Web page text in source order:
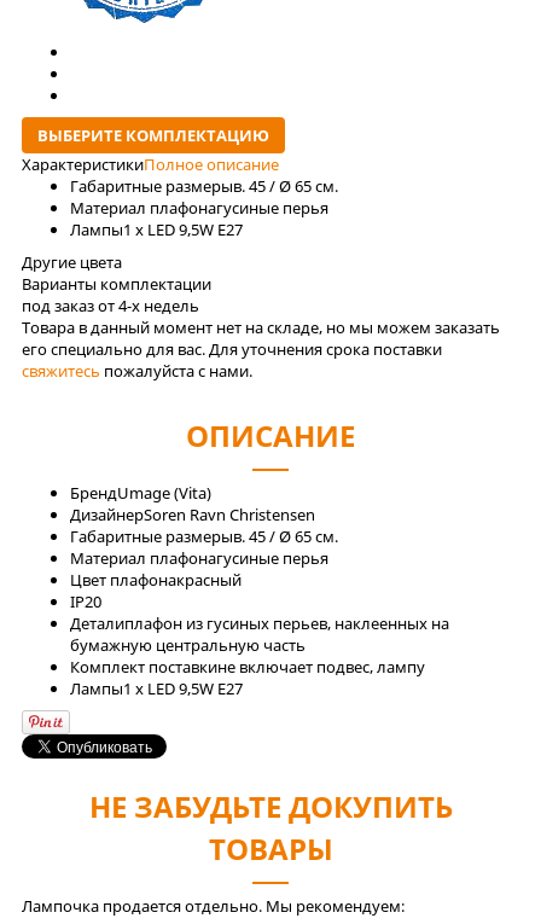
ВЫБЕРИТЕ КОМПЛЕКТАЦИЮ
ХарактеристикиПолное описание
Габаритные размерыв. 45 / Ø 65 см.
Материал плафонагусиные перья
Лaмпы1 x LED 9,5W E27
Другие цвета
Варианты комплектации
под заказ от 4-x недель
Товара в данный момент нет на складе, но мы можем заказать
его специально для вас. Для уточнения срока поставки
свяжитесь пожалуйста с нами.
ОПИСАНИЕ
БрендUmage (Vita)
ДизайнерSoren Ravn Christensen
Габаритные размерыв. 45 / Ø 65 см.
Материал плафонагусиные перья
Цвет плафонакрасный
IP20
Деталиплафон из гусиных перьев, наклеенных на
бумажную центральную часть
Комплект поставкине включает подвес, лампу
Лaмпы1 x LED 9,5W E27
НЕ ЗАБУДЬТЕ ДОКУПИТЬ
ТОВАРЫ
Лампочка продается отдельно. Мы рекомендуем: